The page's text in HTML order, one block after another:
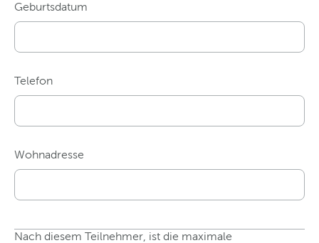
Geburtsdatum
Telefon
Wohnadresse
Nach diesem Teilnehmer, ist die maximale